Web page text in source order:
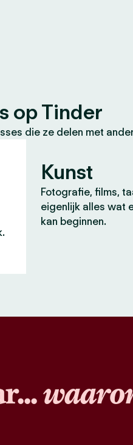
op Tinder
die ze delen met
Kunst
Fotografie, films,
eigenlijk alles wat
kan beginnen.